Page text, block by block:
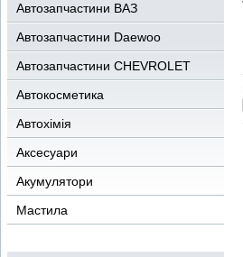
Автозапчастини ВАЗ
Автозапчастини Daewoo
Автозапчастини CHEVROLET
Автокосметика
Автохімія
Аксесуари
Акумулятори
Мастила